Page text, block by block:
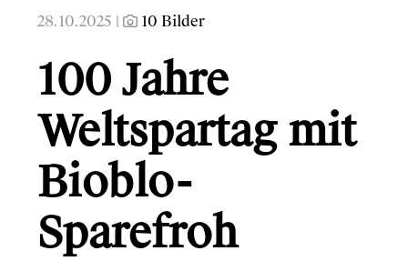
Sunshine Mastering
Austrian Audio
Gründerio
Canal+
Learning Hospital
Friends in Flats
28.10.2025 | 10 Bilder
100 Jahre
Weltspartag mit
Bioblo-
Sparefroh